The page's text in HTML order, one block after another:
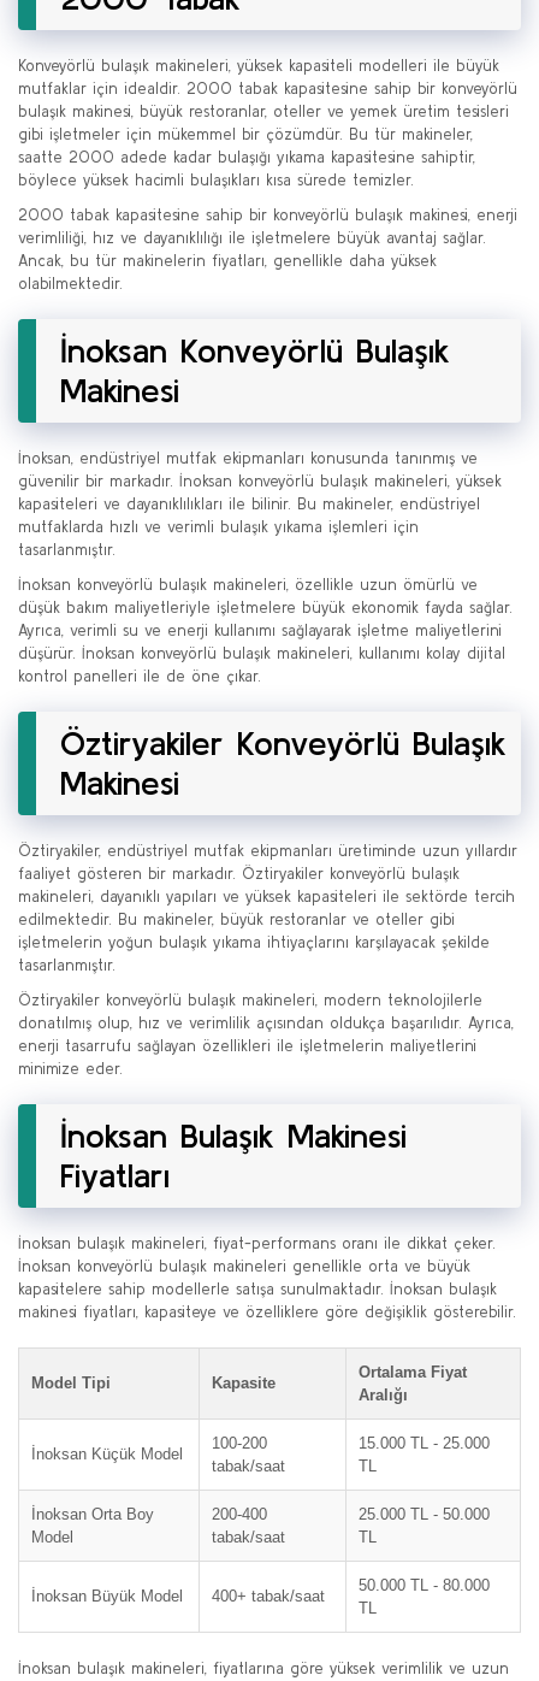
Konveyörlü bulaşık makineleri, yüksek kapasiteli modelleri ile büyük
mutfaklar için idealdir. 2000 tabak kapasitesine sahip bir konveyörlü
bulaşık makinesi, büyük restoranlar, oteller ve yemek üretim tesisleri
gibi işletmeler için mükemmel bir çözümdür. Bu tür makineler,
saatte 2000 adede kadar bulaşığı yıkama kapasitesine sahiptir,
böylece yüksek hacimli bulaşıkları kısa sürede temizler.
2000 tabak kapasitesine sahip bir konveyörlü bulaşık makinesi, enerji
verimliliği, hız ve dayanıklılığı ile işletmelere büyük avantaj sağlar.
Ancak, bu tür makinelerin fiyatları, genellikle daha yüksek
olabilmektedir.
İnoksan Konveyörlü Bulaşık
Makinesi
İnoksan, endüstriyel mutfak ekipmanları konusunda tanınmış ve
güvenilir bir markadır. İnoksan konveyörlü bulaşık makineleri, yüksek
kapasiteleri ve dayanıklılıkları ile bilinir. Bu makineler, endüstriyel
mutfaklarda hızlı ve verimli bulaşık yıkama işlemleri için
tasarlanmıştır.
İnoksan konveyörlü bulaşık makineleri, özellikle uzun ömürlü ve
düşük bakım maliyetleriyle işletmelere büyük ekonomik fayda sağlar.
Ayrıca, verimli su ve enerji kullanımı sağlayarak işletme maliyetlerini
düşürür. İnoksan konveyörlü bulaşık makineleri, kullanımı kolay dijital
kontrol panelleri ile de öne çıkar.
Öztiryakiler Konveyörlü Bulaşık
Makinesi
Öztiryakiler, endüstriyel mutfak ekipmanları üretiminde uzun yıllardır
faaliyet gösteren bir markadır. Öztiryakiler konveyörlü bulaşık
makineleri, dayanıklı yapıları ve yüksek kapasiteleri ile sektörde tercih
edilmektedir. Bu makineler, büyük restoranlar ve oteller gibi
işletmelerin yoğun bulaşık yıkama ihtiyaçlarını karşılayacak şekilde
tasarlanmıştır.
Öztiryakiler konveyörlü bulaşık makineleri, modern teknolojilerle
donatılmış olup, hız ve verimlilik açısından oldukça başarılıdır. Ayrıca,
enerji tasarrufu sağlayan özellikleri ile işletmelerin maliyetlerini
minimize eder.
İnoksan Bulaşık Makinesi
Fiyatları
İnoksan bulaşık makineleri, fiyat-performans oranı ile dikkat çeker.
İnoksan konveyörlü bulaşık makineleri genellikle orta ve büyük
kapasitelere sahip modellerle satışa sunulmaktadır. İnoksan bulaşık
makinesi fiyatları, kapasiteye ve özelliklere göre değişiklik gösterebilir.
Model Tipi Kapasite
Ortalama Fiyat
Aralığı
İnoksan Küçük Model
100-200
tabak/saat
15.000 TL - 25.000
TL
İnoksan Orta Boy
Model
200-400
tabak/saat
25.000 TL - 50.000
TL
İnoksan Büyük Model 400+ tabak/saat
50.000 TL - 80.000
TL
İnoksan bulaşık makineleri, fiyatlarına göre yüksek verimlilik ve uzun